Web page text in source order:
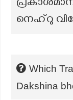
നെഹ്റു
Which
Dakshina